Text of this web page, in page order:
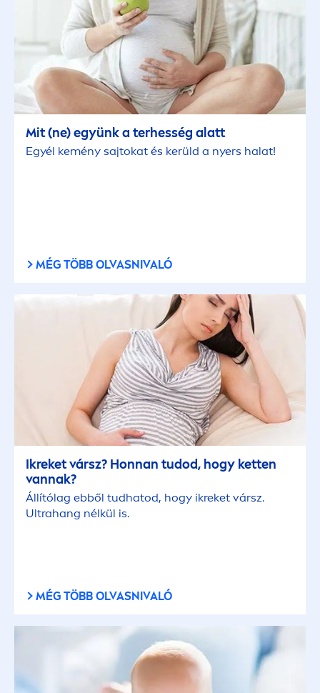
Mit (ne) együnk a terhesség alatt
Egyél kemény sajtokat és kerüld a nyers halat!
MÉG TÖBB OLVASNIVALÓ
Ikreket vársz? Honnan tudod, hogy ketten
vannak?
Állítólag ebből tudhatod, hogy ikreket vársz.
Ultrahang nélkül is.
MÉG TÖBB OLVASNIVALÓ